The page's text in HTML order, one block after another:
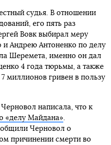
судья. В отношении
его пять раз
Вовк выбирал меру
Андрею Антоненко по делу
Шеремета, именно он дал
4 года тюрьмы, а также
миллионов гривен в пользу
написала, что к
«делу Майдана».
Черновол о
причинении смерти во